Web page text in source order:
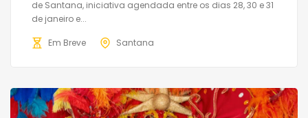
de Santana, iniciativa agendada entre os dias 28, 30 e 31
de janeiro e...
Em Breve Santana